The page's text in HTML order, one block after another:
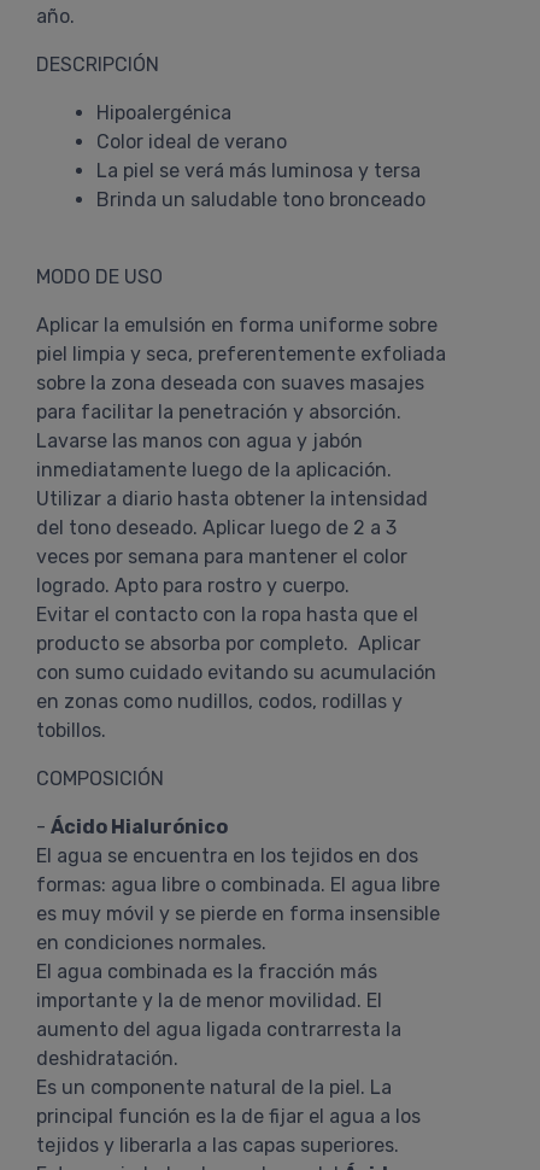
año.
DESCRIPCIÓN
Hipoalergénica
Color ideal de verano
La piel se verá más luminosa y tersa
Brinda un saludable tono bronceado
MODO DE USO
Aplicar la emulsión en forma uniforme sobre
piel limpia y seca, preferentemente exfoliada
sobre la zona deseada con suaves masajes
para facilitar la penetración y absorción.
Lavarse las manos con agua y jabón
inmediatamente luego de la aplicación.
Utilizar a diario hasta obtener la intensidad
del tono deseado. Aplicar luego de 2 a 3
veces por semana para mantener el color
logrado. Apto para rostro y cuerpo.
Evitar el contacto con la ropa hasta que el
producto se absorba por completo. Aplicar
con sumo cuidado evitando su acumulación
en zonas como nudillos, codos, rodillas y
tobillos.
COMPOSICIÓN
- Ácido Hialurónico
El agua se encuentra en los tejidos en dos
formas: agua libre o combinada. El agua libre
es muy móvil y se pierde en forma insensible
en condiciones normales.
El agua combinada es la fracción más
importante y la de menor movilidad. El
aumento del agua ligada contrarresta la
deshidratación.
Es un componente natural de la piel. La
principal función es la de fijar el agua a los
tejidos y liberarla a las capas superiores.